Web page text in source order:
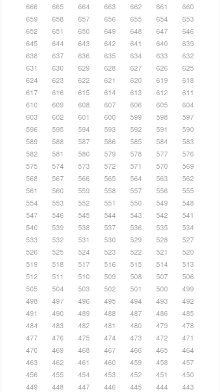
666
665 664 663 662 661
660
659
658 657 656 655 654
653
652
651 650 649 648 647
646
645
644 643 642 641 640
639
638
637 636 635 634 633
632
631
630 629 628 627 626
625
624
623 622 621 620 619
618
617
616 615 614 613 612
611
610
609 608 607 606 605
604
603
602 601 600 599 598
597
596
595 594 593 592 591
590
589
588 587 586 585 584
583
582
581 580 579 578 577
576
575
574 573 572 571 570
569
568
567 566 565 564 563
562
561
560 559 558 557 556
555
554
553 552 551 550 549
548
547
546 545 544 543 542
541
540
539 538 537 536 535
534
533
532 531 530 529 528
527
526
525 524 523 522 521
520
519
518 517 516 515 514
513
512
511 510 509 508 507
506
505
504 503 502 501 500
499
498
497 496 495 494 493
492
491
490 489 488 487 486
485
484
483 482 481 480 479
478
477
476 475 474 473 472
471
470
469 468 467 466 465
464
463
462 461 460 459 458
457
456
455 454 453 452 451
450
449
448 447 446 445 444
443